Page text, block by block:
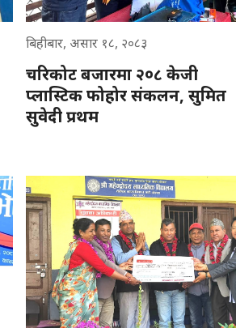
बिहीबार, असार १८, २०८३
चरिकोट बजारमा २०८ केजी
प्लास्टिक फोहोर संकलन, सुमित
सुवेदी प्रथम